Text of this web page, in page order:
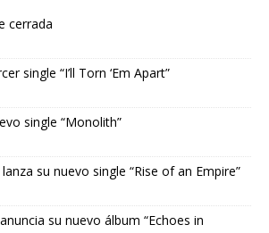
cerrada
single “I’ll Torn ‘Em Apart”
single “Monolith”
su nuevo single “Rise of an Empire”
su nuevo álbum “Echoes in